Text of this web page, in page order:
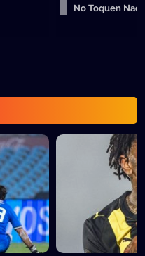
No Toquen